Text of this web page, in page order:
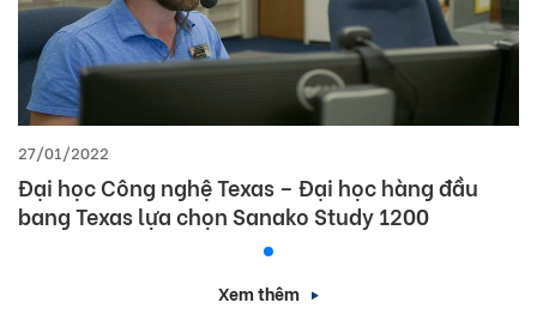
27/01/2022
Đại học Công nghệ Texas – Đại học hàng đầu
bang Texas lựa chọn Sanako Study 1200
Xem thêm